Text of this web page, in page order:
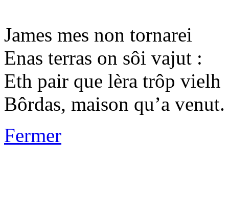
James mes non tornarei
Enas terras on sôi vajut :
Eth pair que lèra trôp vielh
Bôrdas, maison qu’a venut.
Fermer